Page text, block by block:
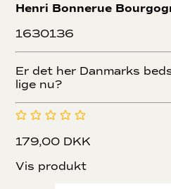
Henri Bonnerue
1630136
Er det her Danmarks
lige nu?
179,00 DKK
Vis produkt